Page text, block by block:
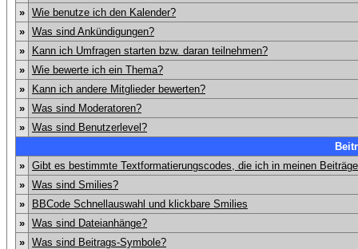
» Wie benutze ich den Kalender?
» Was sind Ankündigungen?
»
Kann ich Umfragen starten bzw. daran teilnehmen?
» Wie bewerte ich ein Thema?
»
Kann ich andere Mitglieder bewerten?
» Was sind Moderatoren?
» Was sind Benutzerlevel?
» Gibt es bestimmte Textformatierungscodes, die ich in meinen
» Was sind Smilies?
»
BBCode Schnellauswahl und klickbare Smilies
» Was sind Dateianhänge?
» Was sind Beitrags-Symbole?